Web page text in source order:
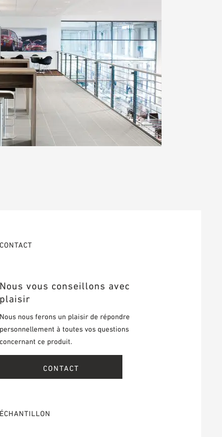
CONTACT
Nous vous conseillons avec
plaisir
Nous nous ferons un plaisir de répondre
personnellement à toutes vos questions
concernant ce produit.
CONTACT
ÉCHANTILLON